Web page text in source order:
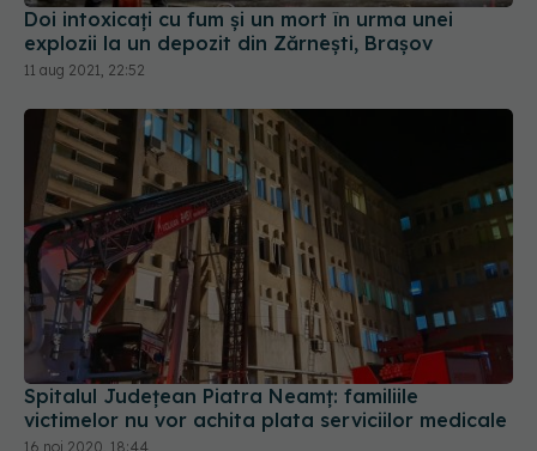
Doi intoxicați cu fum și un mort în urma unei
explozii la un depozit din Zărnești, Brașov
11 aug 2021, 22:52
Spitalul Județean Piatra Neamț: familiile
victimelor nu vor achita plata serviciilor medicale
16 noi 2020, 18:44